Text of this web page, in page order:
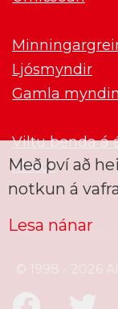
Ljósmyndir
Gamla myndin
Viltu benda á
Matur
© 1998 - 2026
Með því að
notkun á
Lesa nánar